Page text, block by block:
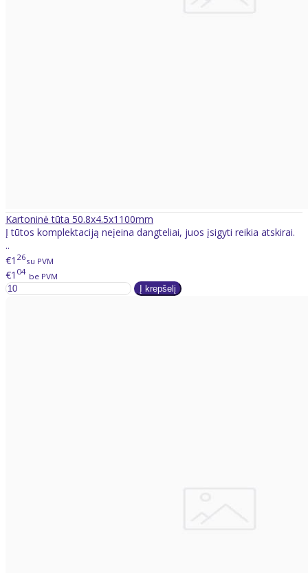
Kartoninė tūta 50.8x4.5x1100mm
Į tūtos komplektaciją neįeina dangteliai, juos įsigyti reikia atskirai.
..
€1 26su PVM
€1 04 be PVM